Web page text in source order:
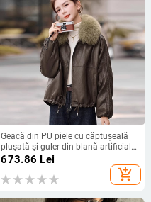
Geacă din PU piele cu căptușeală
plușată și guler din blană artificială,
croială lejeră, lungime scurtă, iarna
673.86 Lei
add_shopping_cart